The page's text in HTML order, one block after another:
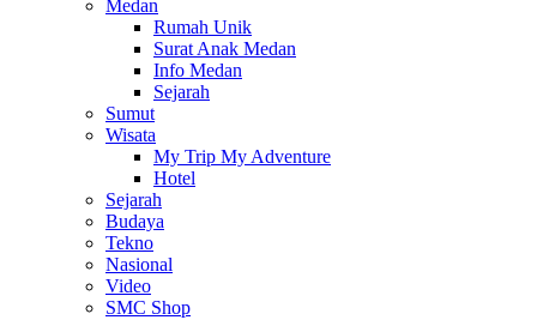
Medan
Rumah Unik
Surat Anak Medan
Info Medan
Sejarah
Sumut
Wisata
My Trip My Adventure
Hotel
Sejarah
Budaya
Tekno
Nasional
Video
SMC Shop